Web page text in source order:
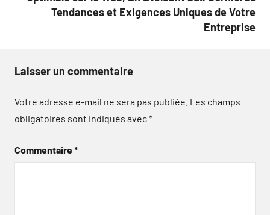
Tendances et Exigences Uniques de Votre
Entreprise
Laisser un commentaire
Votre adresse e-mail ne sera pas publiée. Les champs
obligatoires sont indiqués avec*
Commentaire*